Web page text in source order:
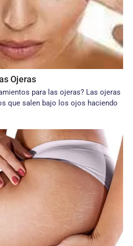
Ojeras
para las ojeras? Las ojeras
que salen bajo los ojos haciendo